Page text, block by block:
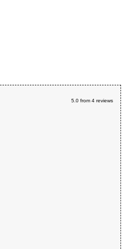
5.0from 4reviews